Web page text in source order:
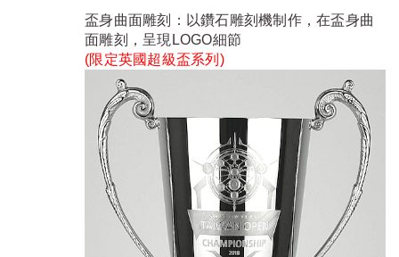
盃身曲面雕刻：以鑽石雕刻機制作，在盃身曲
面雕刻，呈現LOGO細節
(限定英國超級盃系列 )